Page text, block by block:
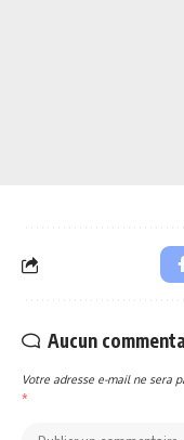
Aucun
Votre adresse e-mail ne sera
*